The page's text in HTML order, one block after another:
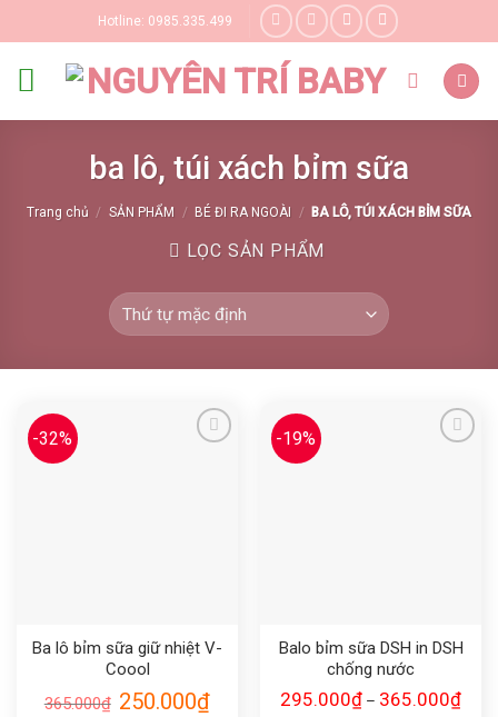
to
content
Hotline: 0985.335.499
ba lô, túi xách bỉm sữa
Trang chủ / SẢN PHẨM / BÉ ĐI RA NGOÀI / BA LÔ, TÚI XÁCH BỈM SỮA
LỌC SẢN PHẨM
-32%
Ba lô bỉm sữa giữ nhiệt V-
Coool
365.000₫ 250.000₫
-19%
Balo bỉm sữa DSH in DSH
chống nước
295.000₫ – 365.000₫